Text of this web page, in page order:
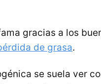
gracias a los
de grasa.
se suela ver